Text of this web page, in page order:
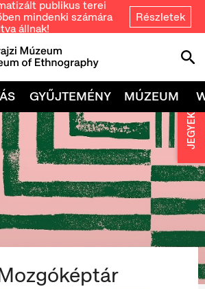
publikus terei
mindenki számára
állnak!
Részletek
GYŰJTEMÉNY MÚZEUM
JEGYEK